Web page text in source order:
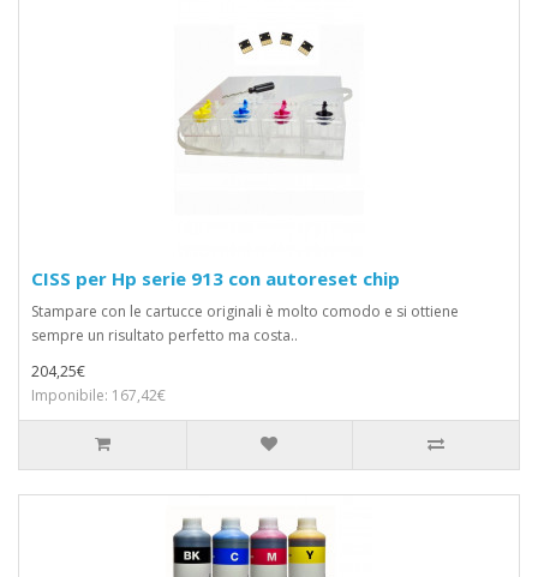
CISS per Hp serie 913 con autoreset chip
Stampare con le cartucce originali è molto comodo e si ottiene
sempre un risultato perfetto ma costa..
204,25€
Imponibile: 167,42€